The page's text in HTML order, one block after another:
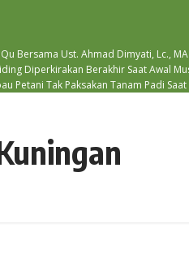
Bersama Ust. Ahmad Dimyati, Lc., MA
Diperkirakan Berakhir Saat Awal
Petani Tak Paksakan Tanam Padi